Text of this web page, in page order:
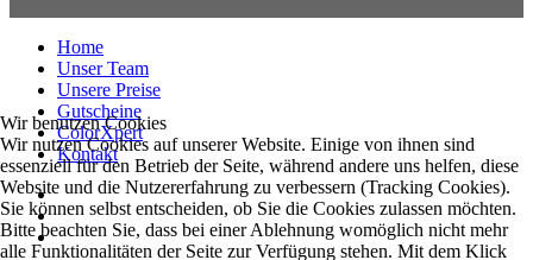
Home
Unser Team
Unsere Preise
Gutscheine
ColorXpert
Kontakt
Wir benutzen Cookies
Wir nutzen Cookies auf unserer Website. Einige von ihnen sind
essenziell für den Betrieb der Seite, während andere uns helfen, diese
Website und die Nutzererfahrung zu verbessern (Tracking Cookies).
Sie können selbst entscheiden, ob Sie die Cookies zulassen möchten.
Bitte beachten Sie, dass bei einer Ablehnung womöglich nicht mehr
alle Funktionalitäten der Seite zur Verfügung stehen. Mit dem Klick